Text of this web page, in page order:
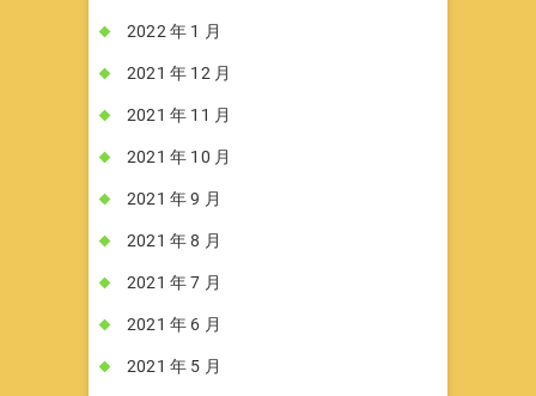
2022 年 1 月
2021 年 12 月
2021 年 11 月
2021 年 10 月
2021 年 9 月
2021 年 8 月
2021 年 7 月
2021 年 6 月
2021 年 5 月